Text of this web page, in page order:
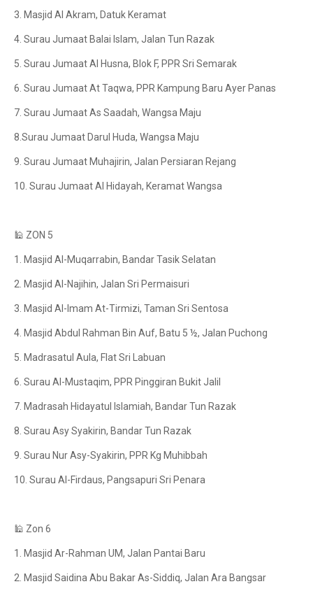
3. Masjid Al Akram, Datuk Keramat
4. Surau Jumaat Balai Islam, Jalan Tun Razak
5. Surau Jumaat Al Husna, Blok F, PPR Sri Semarak
6. Surau Jumaat At Taqwa, PPR Kampung Baru Ayer Panas
7. Surau Jumaat As Saadah, Wangsa Maju
8.Surau Jumaat Darul Huda, Wangsa Maju
9. Surau Jumaat Muhajirin, Jalan Persiaran Rejang
10. Surau Jumaat Al Hidayah, Keramat Wangsa
🕌 ZON 5
1. Masjid Al-Muqarrabin, Bandar Tasik Selatan
2. Masjid Al-Najihin, Jalan Sri Permaisuri
3. Masjid Al-Imam At-Tirmizi, Taman Sri Sentosa
4. Masjid Abdul Rahman Bin Auf, Batu 5 ½, Jalan Puchong
5. Madrasatul Aula, Flat Sri Labuan
6. Surau Al-Mustaqim, PPR Pinggiran Bukit Jalil
7. Madrasah Hidayatul Islamiah, Bandar Tun Razak
8. Surau Asy Syakirin, Bandar Tun Razak
9. Surau Nur Asy-Syakirin, PPR Kg Muhibbah
10. Surau Al-Firdaus, Pangsapuri Sri Penara
🕌 Zon 6
1. Masjid Ar-Rahman UM, Jalan Pantai Baru
2. Masjid Saidina Abu Bakar As-Siddiq, Jalan Ara Bangsar